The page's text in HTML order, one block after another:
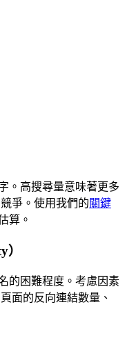
。高搜尋量意味著更多
爭。使用我們的關鍵
算。
的困難程度。考慮因素
面的反向連結數量、